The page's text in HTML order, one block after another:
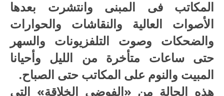
المكاتب فى المبنى وانتشرت بعدها
الأصوات العالية والنقاشات والحوارات
والضحكات وصوت التلفزيونات والسهر
حتى ساعات متأخرة من الليل وأحيانا
المبيت والنوم على المكاتب حتى الصباح.
هذه الحالة من «الفوضى الخلاقة» التى